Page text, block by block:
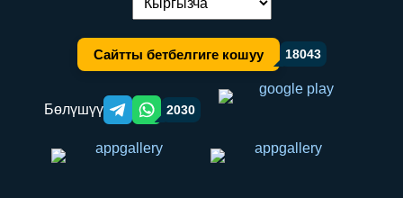
Тилди алмаштыруу:
Сайтты бетбелгиге кошуу 18043
Бөлүшүү Telegram orqali ulashish
WhatsApp orqali ulashish
2030